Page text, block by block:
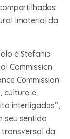
Imaterial da
é Stefania
Commission
Commission
cultura e
interligados”,
seu sentido
transversal da